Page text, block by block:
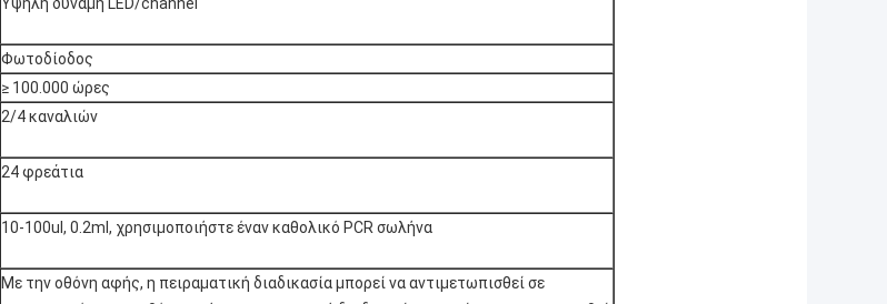
Φωτοδίοδος
≥ 100.000 ώρες
2/4 καναλιών
24 φρεάτια
10-100ul, 0.2ml, χρησιμοποιήστε έναν καθολικό PCR σωλήνα
Με την οθόνη αφής, η πειραματική διαδικασία μπορεί να αντιμετωπισθεί σε